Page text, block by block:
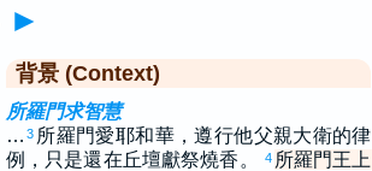
►
背景 (Context)
所羅門求智慧
… 3 所羅門愛耶和華，遵行他父親大衛的律
例，只是還在丘壇獻祭燒香。
4 所羅門王上